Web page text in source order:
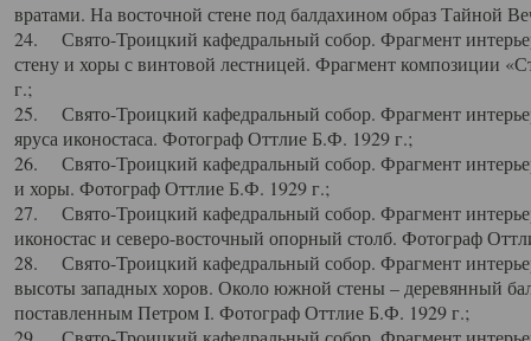
вратами. На восточной стене под балдахином образ Тайной
24. Свято-Троицкий кафедральный собор. Фрагмент
стену и хоры с винтовой лестницей. Фрагмент композиции
г.;
25. Свято-Троицкий кафедральный собор. Фрагмент
яруса иконостаса. Фотограф Оттлие Б.Ф. 1929 г.;
26. Свято-Троицкий кафедральный собор. Фрагмент
и хоры. Фотограф Оттлие Б.Ф. 1929 г.;
27. Свято-Троицкий кафедральный собор. Фрагмент
иконостас и северо-восточный опорный столб. Фотограф
28. Свято-Троицкий кафедральный собор. Фрагмент
высоты западных хоров. Около южной стены – деревянный
поставленным Петром I. Фотограф Оттлие Б.Ф. 1929 г.;